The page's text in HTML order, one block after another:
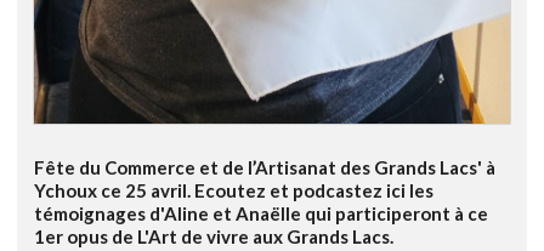
Fête du Commerce et de l’Artisanat des Grands Lacs' à
Ychoux ce 25 avril. Ecoutez et podcastez ici les
témoignages d'Aline et Anaëlle qui participeront à ce
1er opus de L'Art de vivre aux Grands Lacs.